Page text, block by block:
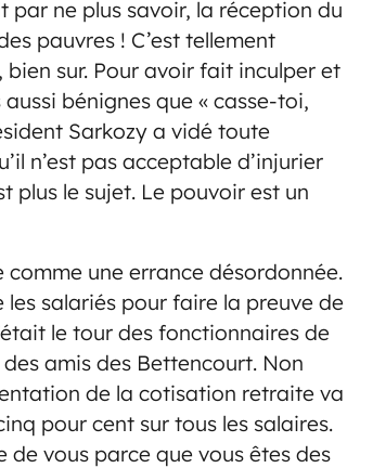
ne plus savoir, la réception du
pauvres ! C’est tellement
sur. Pour avoir fait inculper et
bénignes que « casse-toi,
Sarkozy a vidé toute
n’est pas acceptable d’injurier
plus le sujet. Le pouvoir est un
comme une errance désordonnée.
les salariés pour faire la preuve de
le tour des fonctionnaires de
amis des Bettencourt. Non
de la cotisation retraite va
pour cent sur tous les salaires.
de vous parce que vous êtes des